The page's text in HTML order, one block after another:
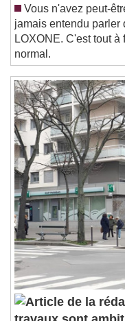
Reset
Done
Close Modal
End of dialog
Vous n'avez peut-
jamais entendu parler
LOXONE. C'est tout à
normal.